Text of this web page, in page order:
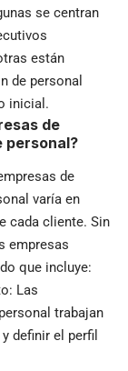
se centran
están
de personal
inicial.
de
personal?
de
varía en
cada cliente. Sin
empresas
que incluye:
Las
trabajan
definir el perfil